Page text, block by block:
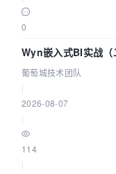
0
Wyn嵌入式BI实战（
葡萄城技术团队
2026-08-07
114